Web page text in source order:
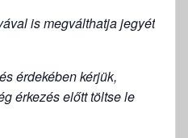
is megválthatja jegyét
érdekében kérjük,
érkezés előtt töltse le